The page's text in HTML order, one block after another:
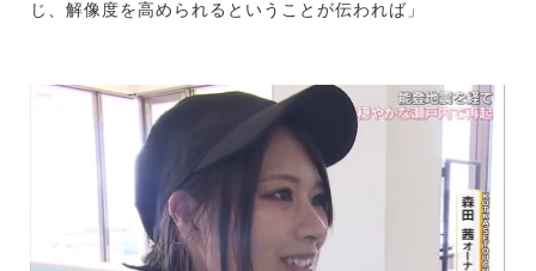
じ、解像度を高められるということが伝われば」